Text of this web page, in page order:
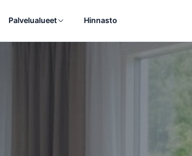
Palvelualueet Hinnasto